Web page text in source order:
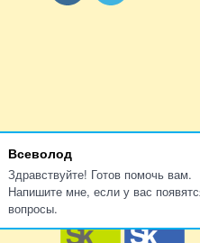
Всеволод
Здравствуйте! Готов помочь вам.
Напишите мне, если у вас
вопросы.